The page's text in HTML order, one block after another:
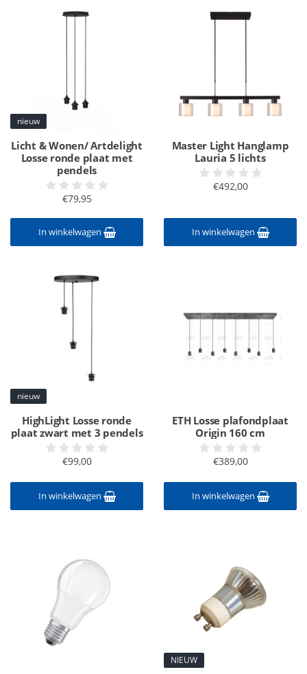
nieuw
Licht & Wonen/ Artdelight
Losse ronde plaat met
pendels
€79,95
In winkelwagen
Master Light Hanglamp
Lauria 5 lichts
€492,00
In winkelwagen
nieuw
HighLight Losse ronde
plaat zwart met 3 pendels
€99,00
In winkelwagen
ETH Losse plafondplaat
Origin 160 cm
€389,00
In winkelwagen
NIEUW